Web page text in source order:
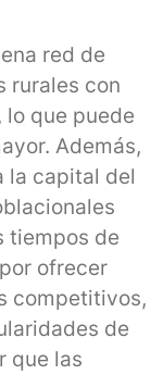
red de
rurales con
lo que puede
Además,
la capital del
tiempos de
ofrecer
competitivos,
de
que las